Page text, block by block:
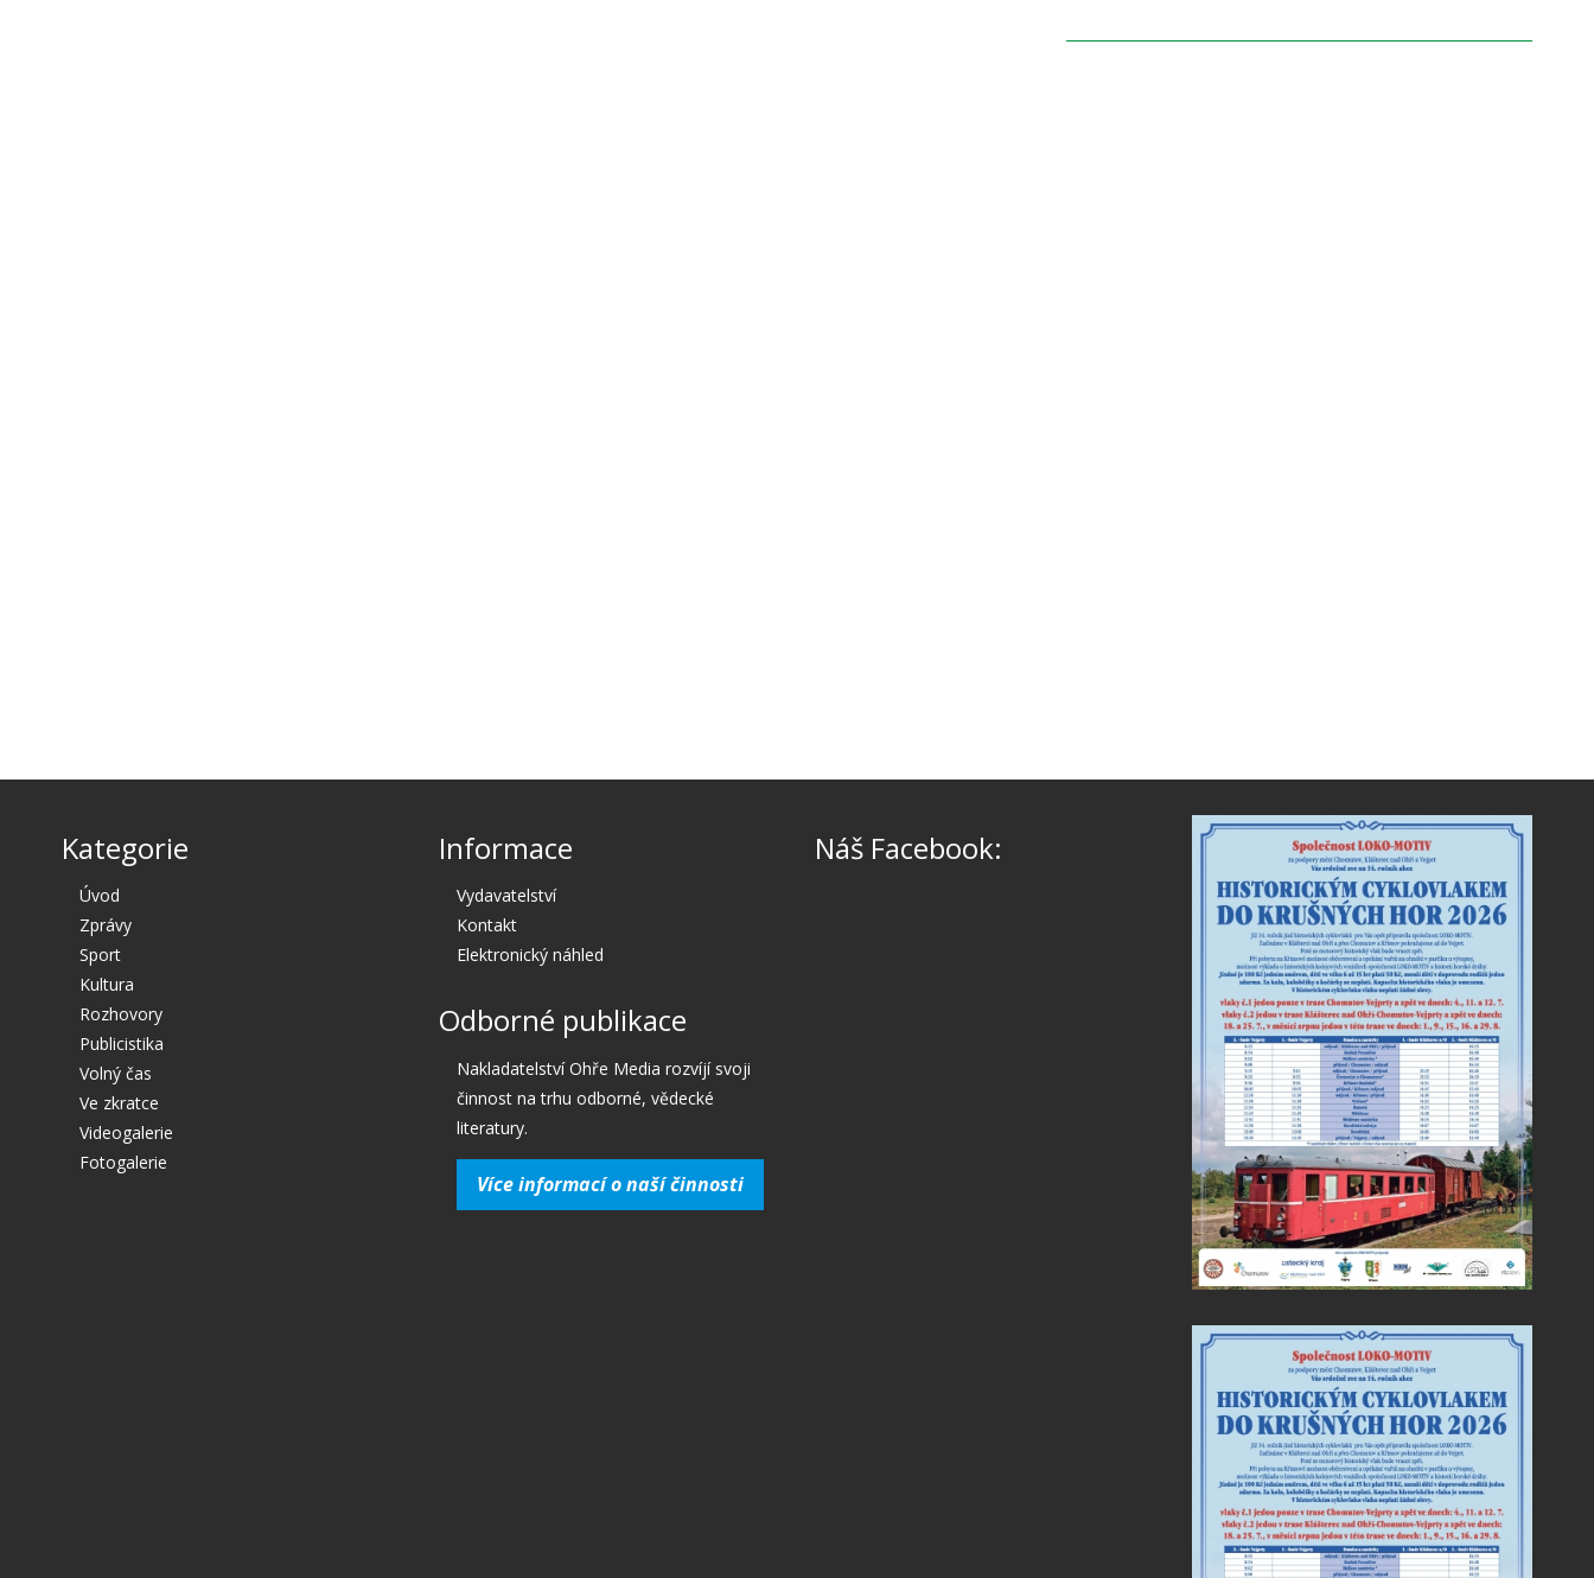
Kategorie
Úvod
Zprávy
Sport
Kultura
Rozhovory
Publicistika
Volný čas
Ve zkratce
Videogalerie
Fotogalerie
Informace
Vydavatelství
Kontakt
Elektronický náhled
Odborné publikace
Nakladatelství Ohře Media rozvíjí svoji
činnost na trhu odborné, vědecké
literatury.
Více informací o naší činnosti
Náš Facebook: